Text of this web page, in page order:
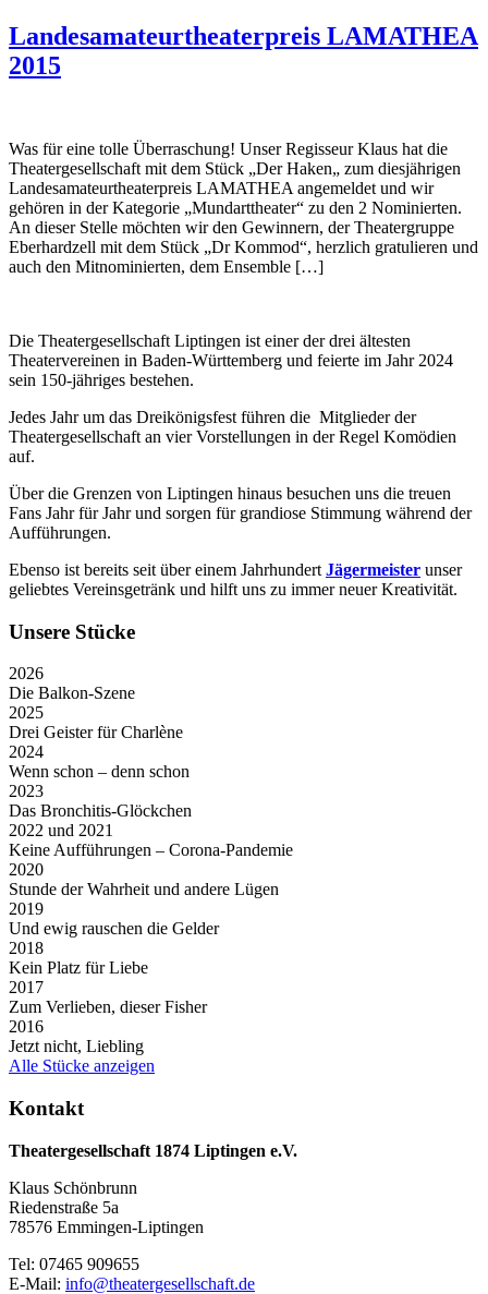
Landesamateurtheaterpreis LAMATHEA
2015
Was für eine tolle Überraschung! Unser Regisseur Klaus hat die
Theatergesellschaft mit dem Stück „Der Haken„ zum diesjährigen
Landesamateurtheaterpreis LAMATHEA angemeldet und wir
gehören in der Kategorie „Mundarttheater“ zu den 2 Nominierten.
An dieser Stelle möchten wir den Gewinnern, der Theatergruppe
Eberhardzell mit dem Stück „Dr Kommod“, herzlich gratulieren und
auch den Mitnominierten, dem Ensemble […]
Die Theatergesellschaft Liptingen ist einer der drei ältesten
Theatervereinen in Baden-Württemberg und feierte im Jahr 2024
sein 150-jähriges bestehen.
Jedes Jahr um das Dreikönigsfest führen die Mitglieder der
Theatergesellschaft an vier Vorstellungen in der Regel Komödien
auf.
Über die Grenzen von Liptingen hinaus besuchen uns die treuen
Fans Jahr für Jahr und sorgen für grandiose Stimmung während der
Aufführungen.
Ebenso ist bereits seit über einem Jahrhundert Jägermeister unser
geliebtes Vereinsgetränk und hilft uns zu immer neuer Kreativität.
Unsere Stücke
2026
Die Balkon-Szene
2025
Drei Geister für Charlène
2024
Wenn schon – denn schon
2023
Das Bronchitis-Glöckchen
2022 und 2021
Keine Aufführungen – Corona-Pandemie
2020
Stunde der Wahrheit und andere Lügen
2019
Und ewig rauschen die Gelder
2018
Kein Platz für Liebe
2017
Zum Verlieben, dieser Fisher
2016
Jetzt nicht, Liebling
Alle Stücke anzeigen
Kontakt
Theatergesellschaft 1874 Liptingen e.V.
Klaus Schönbrunn
Riedenstraße 5a
78576 Emmingen-Liptingen
Tel: 07465 909655
E-Mail: info@theatergesellschaft.de